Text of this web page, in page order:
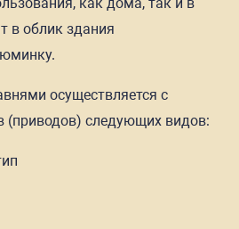
как дома, так и в
в облик здания
осуществляется с
(приводов) следующих видов: